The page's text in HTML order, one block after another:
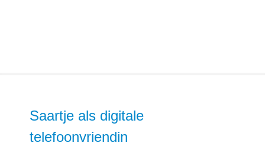
Saartje als digitale
telefoonvriendin